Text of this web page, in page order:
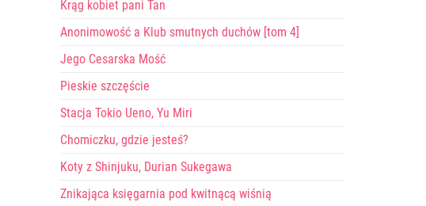
Krąg kobiet pani Tan
Anonimowość a Klub smutnych duchów [tom 4]
Jego Cesarska Mość
Pieskie szczęście
Stacja Tokio Ueno, Yu Miri
Chomiczku, gdzie jesteś?
Koty z Shinjuku, Durian Sukegawa
Znikająca księgarnia pod kwitnącą wiśnią